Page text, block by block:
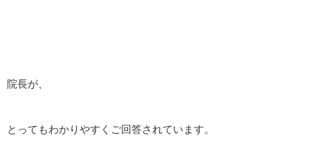
院長が、
とってもわかりやすくご回答されています。